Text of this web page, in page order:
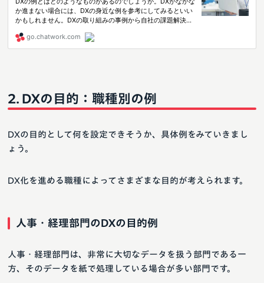
DXの目的：職種別の例
DXの目的として何を設定できそうか、具体例をみていきまし
ょう。
DX化を進める職種によってさまざまな目的が考えられます。
人事・経理部門のDXの目的例
人事・経理部門は、非常に大切なデータを扱う部門である一
方、そのデータを紙で処理している場合が多い部門です。